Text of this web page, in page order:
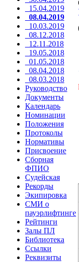
15.04.2019
08.04.2019
10.03.2019
08.12.2018
12.11.2018
19.05.2018
01.05.2018
08.04.2018
08.03.2018
Руководство
Документы
Календарь
Номинации
Положения
Протоколы
Нормативы
Присвоение
Сборная
ФПИО
Судейская
Рекорды
Экипировка
СМИ о
пауэрлифтинге
Рейтинги
Залы ПЛ
Библиотека
Ссылки
Реквизиты